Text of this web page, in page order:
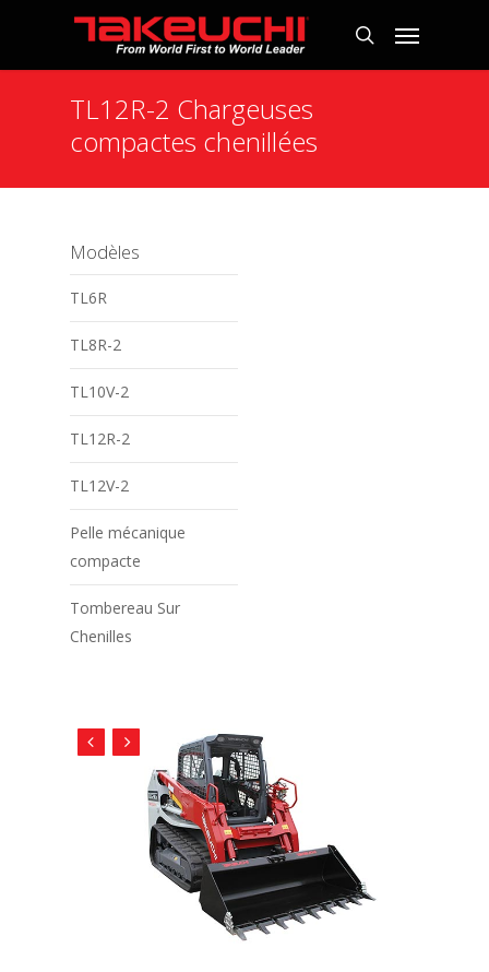
TL12R-2 Chargeuses
compactes chenillées
Modèles
TL6R
TL8R-2
TL10V-2
TL12R-2
TL12V-2
Pelle mécanique
compacte
Tombereau Sur
Chenilles